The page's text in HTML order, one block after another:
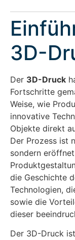
3D-
Der 3D-Druck
Fortschritte
Weise, wie
innovative
Objekte direkt
Der Prozess ist
sondern
die Geschichte
Technologien,
sowie die
dieser
Der 3D-Druck